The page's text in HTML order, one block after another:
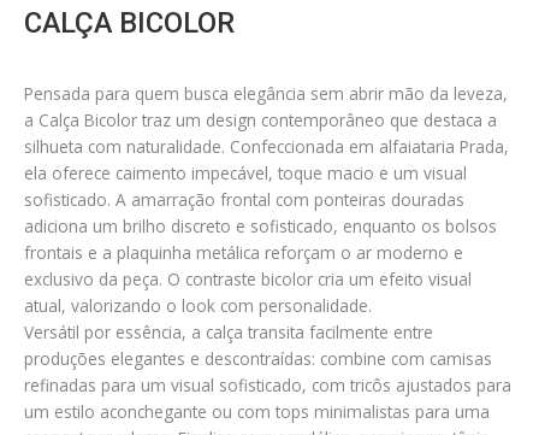
CALÇA BICOLOR
Pensada para quem busca elegância sem abrir mão da leveza,
a Calça Bicolor traz um design contemporâneo que destaca a
silhueta com naturalidade. Confeccionada em alfaiataria Prada,
ela oferece caimento impecável, toque macio e um visual
sofisticado. A amarração frontal com ponteiras douradas
adiciona um brilho discreto e sofisticado, enquanto os bolsos
frontais e a plaquinha metálica reforçam o ar moderno e
exclusivo da peça. O contraste bicolor cria um efeito visual
atual, valorizando o look com personalidade.
Versátil por essência, a calça transita facilmente entre
produções elegantes e descontraídas: combine com camisas
refinadas para um visual sofisticado, com tricôs ajustados para
um estilo aconchegante ou com tops minimalistas para uma